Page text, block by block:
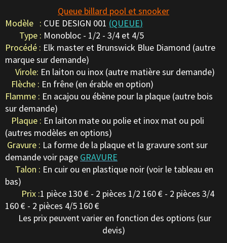
Queue billard pool et snooker
Modèle : CUE DESIGN 001 (QUEUE)
Type : Monobloc - 1/2 - 3/4 et 4/5
Procédé : Elk master et Brunswick Blue Diamond (autre
marque sur demande)
Virole: En laiton ou inox (autre matière sur demande)
Flèche : En frêne (en érable en option)
Flamme : En acajou ou ébène pour la plaque (autre bois
sur demande)
Plaque : En laiton mate ou polie et inox mat ou poli
(autres modèles en options)
Gravure : La forme de la plaque et la gravure sont sur
demande voir page GRAVURE
Talon : En cuir ou en plastique noir (voir le tableau en
bas)
Prix :1 pièce 130 € - 2 pièces 1/2 160 € - 2 pièces 3/4
160 € - 2 pièces 4/5 160 €
Les prix peuvent varier en fonction des options (sur
devis)